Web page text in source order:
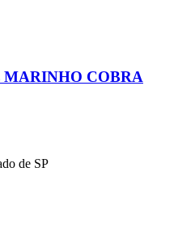
COBRA
de SP